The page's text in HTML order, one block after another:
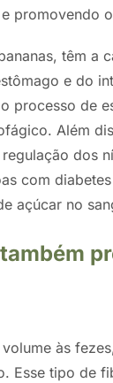
promovendo
têm a
e do
processo de
Além
dos
com
açúcar no
às
Esse tipo de